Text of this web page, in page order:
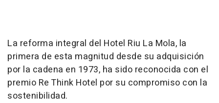
La reforma integral del Hotel Riu La Mola, la
primera de esta magnitud desde su adquisición
por la cadena en 1973, ha sido reconocida con el
premio Re Think Hotel por su compromiso con la
sostenibilidad.